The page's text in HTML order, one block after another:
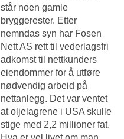
står noen gamle
bryggerester. Etter
nemndas syn har Fosen
Nett AS rett til vederlagsfri
adkomst til nettkunders
eiendommer for å utføre
nødvendig arbeid på
nettanlegg. Det var ventet
at oljelagrene i USA skulle
stige med 2,2 millioner fat.